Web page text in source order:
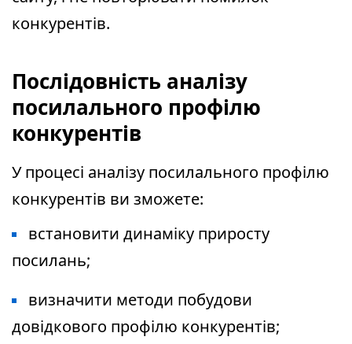
конкурентів.
Послідовність аналізу
посилального профілю
конкурентів
У процесі аналізу посилального профілю
конкурентів ви зможете:
встановити динаміку приросту
посилань;
визначити методи побудови
довідкового профілю конкурентів;